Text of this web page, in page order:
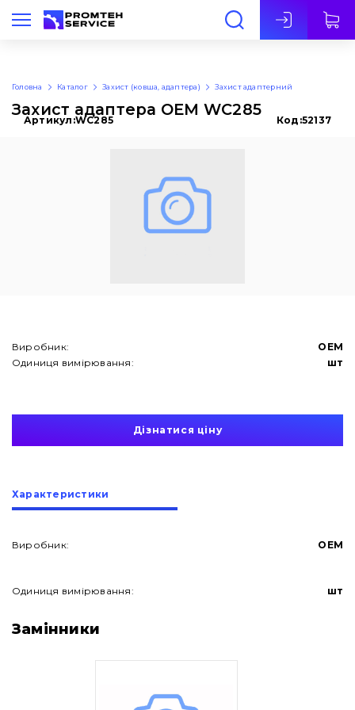
Укр
Про нас
Головна Каталог Захист (ковша, адаптера) Захист адаптерний
Захист адаптера OEM WC285
Артикул:WC285 Код:52137
Виробник:
OEM
Одиниця вимірювання:
шт
Дізнатися ціну
Характеристики
Виробник: OEM
Одиниця вимірювання: шт
Замінники